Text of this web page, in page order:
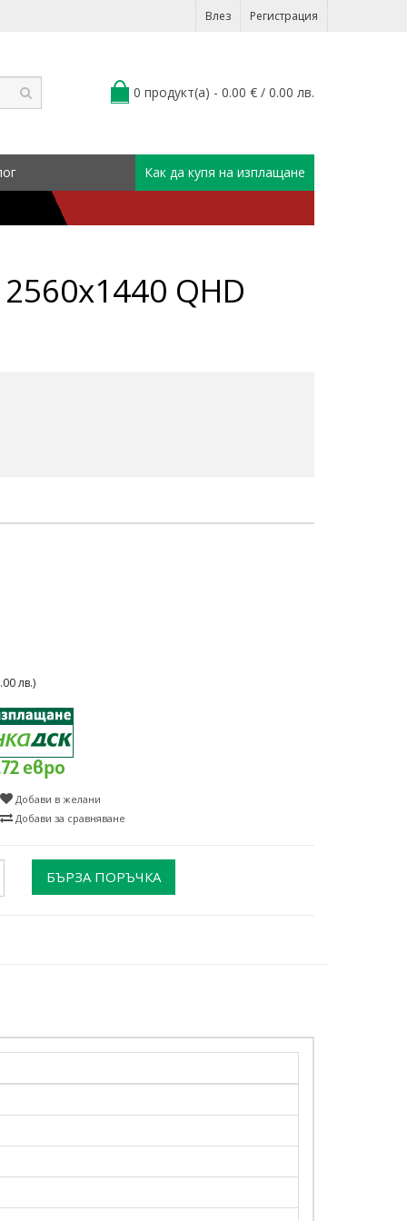
Влез Регистрация
0 продукт(а) - 0.00 € / 0.00 лв.
Как да купя на изплащане
QHD
лв.)
евро
Добави в желани
Добави за сравняване
БЪРЗА ПОРЪЧКА